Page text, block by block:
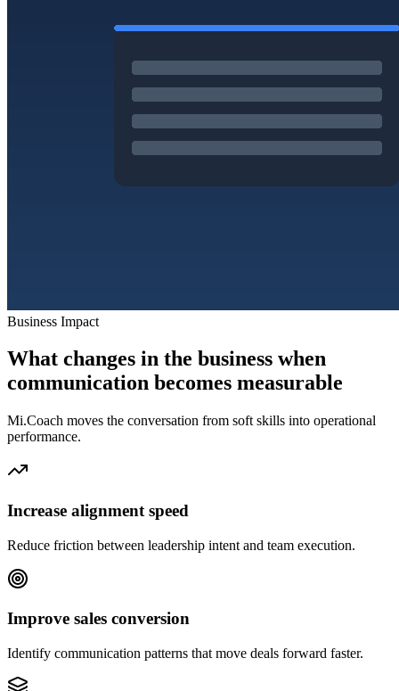
Business Impact
What changes in the business when
communication becomes measurable
Mi.Coach moves the conversation from soft skills into operational
performance.
Increase alignment speed
Reduce friction between leadership intent and team execution.
Improve sales conversion
Identify communication patterns that move deals forward faster.